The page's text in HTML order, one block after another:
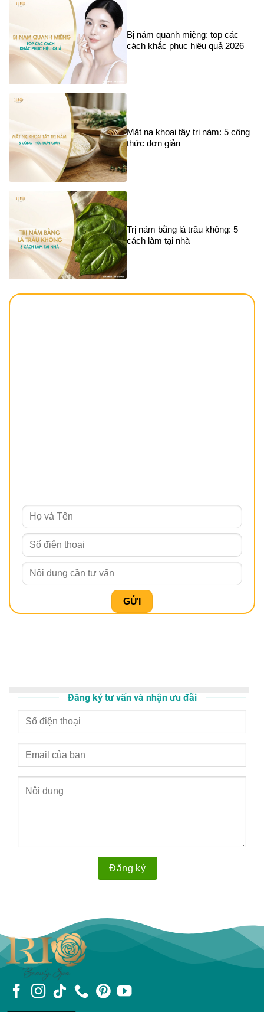
Bị nám quanh miệng: top các
cách khắc phục hiệu quả 2026
Mặt nạ khoai tây trị nám: 5 công
thức đơn giản
Trị nám bằng lá trầu không: 5
cách làm tại nhà
Đăng ký tư vấn và nhận ưu đãi